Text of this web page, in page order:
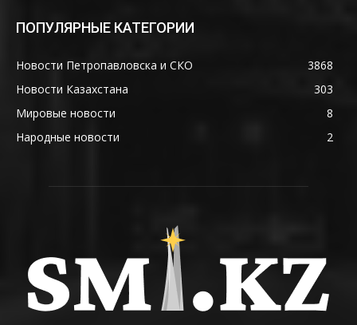
ПОПУЛЯРНЫЕ КАТЕГОРИИ
Новости Петропавловска и СКО
3868
Новости Казахстана
303
Мировые новости
8
Народные новости
2